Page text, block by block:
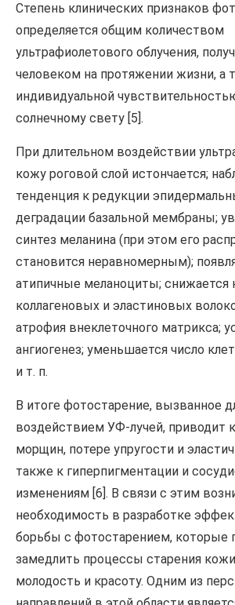
Степень клинических признаков
определяется общим количеством
ультрафиолетового облучения,
человеком на протяжении жизни, а
индивидуальной
солнечному свету [5].
При длительном воздействии
кожу роговой слой истончается;
тенденция к редукции
деградации базальной мембраны;
синтез меланина (при этом его
становится неравномерным);
атипичные меланоциты; снижается
коллагеновых и эластиновых
атрофия внеклеточного матрикса;
ангиогенез; уменьшается число
и т. п.
В итоге фотостарение, вызванное
воздействием УФ-лучей, приводит
морщин, потере упругости и
также к гиперпигментации и
изменениям [6]. В связи с этим
необходимость в разработке
борьбы с фотостарением, которые
замедлить процессы старения
молодость и красоту. Одним из